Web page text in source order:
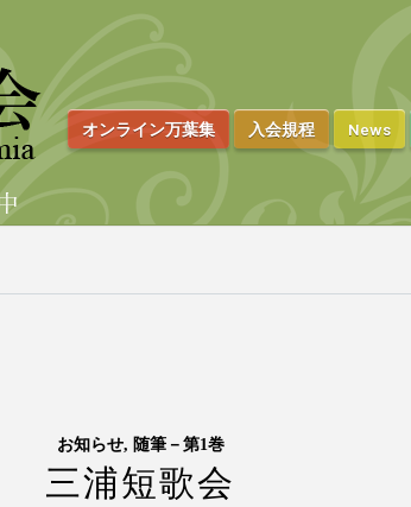
オンライン万葉集 入会規程 News
お知らせ, 随筆－第1巻
三浦短歌会